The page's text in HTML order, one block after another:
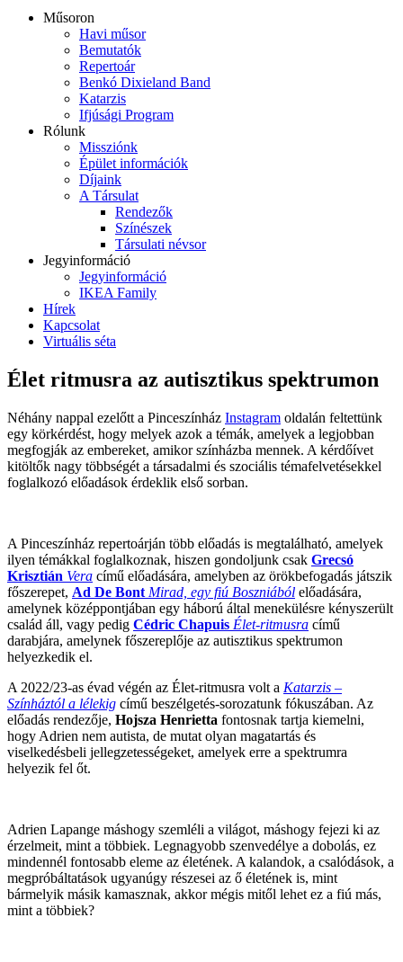
Műsoron
Havi műsor
Bemutatók
Repertoár
Benkó Dixieland Band
Katarzis
Ifjúsági Program
Rólunk
Missziónk
Épület információk
Díjaink
A Társulat
Rendezők
Színészek
Társulati névsor
Jegyinformáció
Jegyinformáció
IKEA Family
Hírek
Kapcsolat
Virtuális séta
Élet ritmusra az autisztikus spektrumon
Néhány nappal ezelőtt a Pinceszínház Instagram oldalán feltettünk
egy körkérdést, hogy melyek azok a témák, amelyek a legjobban
megfogják az embereket, amikor színházba mennek. A kérdőívet
kitöltők nagy többségét a társadalmi és szociális témafelvetésekkel
foglalkozó előadások érdeklik első sorban.
A Pinceszínház repertoárján több előadás is megtalálható, amelyek
ilyen témákkal foglalkoznak, hiszen gondoljunk csak Grecsó
Krisztián Vera című előadására, amelyben az örökbefogadás játszik
főszerepet, Ad De Bont Mirad, egy fiú Boszniából előadására,
amelynek középpontjában egy háború által menekülésre kényszerült
család áll, vagy pedig Cédric Chapuis Élet-ritmusra című
darabjára, amelynek főszereplője az autisztikus spektrumon
helyezkedik el.
A 2022/23-as évad végén az Élet-ritmusra volt a Katarzis –
Színháztól a lélekig című beszélgetés-sorozatunk fókuszában. Az
előadás rendezője, Hojsza Henrietta fontosnak tartja kiemelni,
hogy Adrien nem autista, de mutat olyan magatartás és
viselkedésbeli jellegzetességeket, amelyek erre a spektrumra
helyezik fel őt.
Adrien Lapange máshogy szemléli a világot, máshogy fejezi ki az
érzelmeit, mint a többiek. Legnagyobb szenvedélye a dobolás, ez
mindennél fontosabb eleme az életének. A kalandok, a csalódások, a
megpróbáltatások ugyanúgy részesei az ő életének is, mint
bármelyik másik kamasznak, akkor mégis mitől lehet ez a fiú más,
mint a többiek?